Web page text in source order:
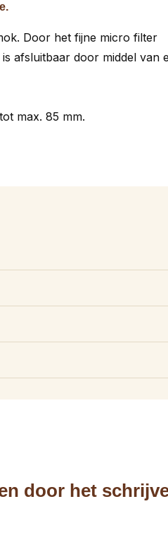
Door het fijne micro filter
afsluitbaar door middel van
max. 85 mm.
door het